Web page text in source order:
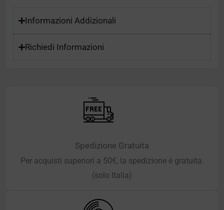
Informazioni Addizionali
Richiedi Informazioni
Spedizione Gratuita
Per acquisti superiori a 50€, la spedizione è gratuita.
(solo Italia)